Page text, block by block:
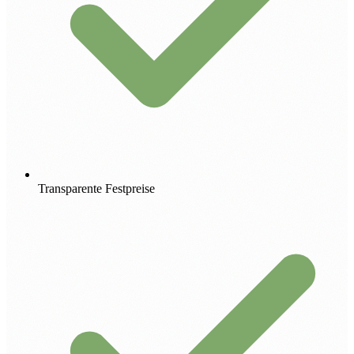
Transparente Festpreise